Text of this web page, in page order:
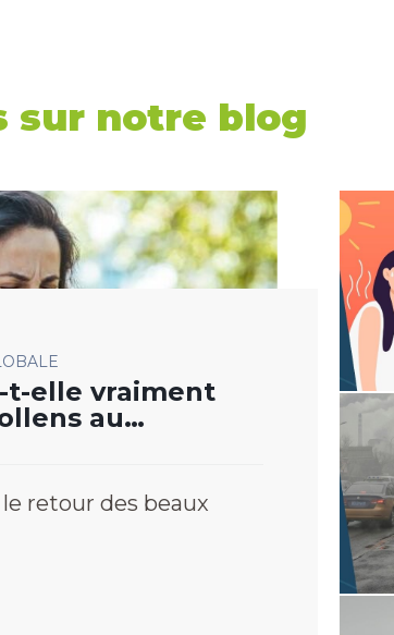
sur notre blog
t-elle vraiment
au
retour des beaux